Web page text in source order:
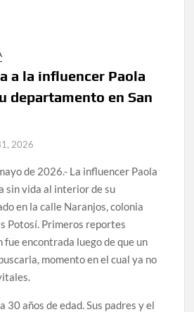
a la influencer Paola
departamento en San
2026
de 2026.- La influencer Paola
sin vida al interior de su
en la calle Naranjos, colonia
Potosí. Primeros reportes
fue encontrada luego de que un
momento en el cual ya no
30 años de edad. Sus padres y el